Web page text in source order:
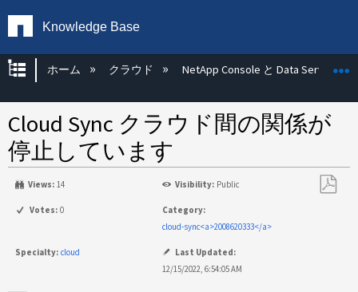
Knowledge Base
グローバル階層を展開/折りたたむ
ホーム クラウド NetApp Console と Data Services
Cloud Sync クラウド間の関係が
停止しています
Views: 14 Visibility: Public
Votes: 0
Category:
cloud-sync<a>2008620333</a>
Specialty: cloud
Last Updated:
12/15/2022, 6:54:05 AM